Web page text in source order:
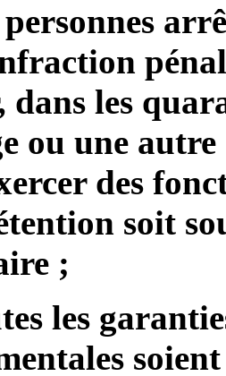
dans les
ou une
des
soit
;
les